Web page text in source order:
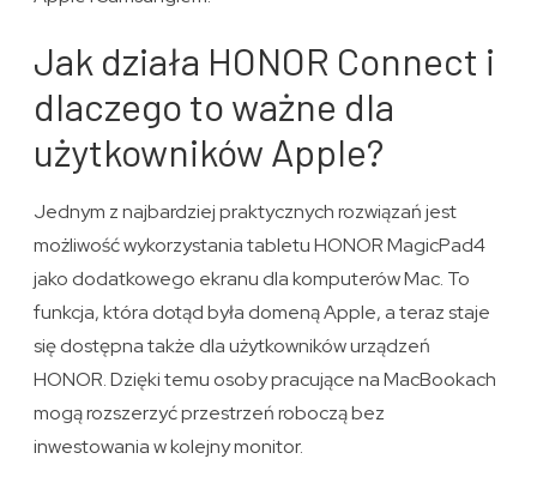
Jak działa HONOR Connect i
dlaczego to ważne dla
użytkowników Apple?
Jednym z najbardziej praktycznych rozwiązań jest
możliwość wykorzystania tabletu HONOR MagicPad4
jako dodatkowego ekranu dla komputerów Mac. To
funkcja, która dotąd była domeną Apple, a teraz staje
się dostępna także dla użytkowników urządzeń
HONOR. Dzięki temu osoby pracujące na MacBookach
mogą rozszerzyć przestrzeń roboczą bez
inwestowania w kolejny monitor.